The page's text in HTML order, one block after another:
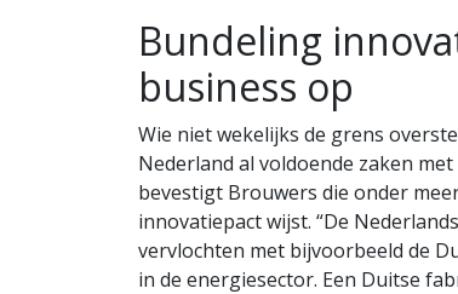
Bundeling
business op
Wie niet wekelijks de grens
Nederland al voldoende zaken
bevestigt Brouwers die onder
innovatiepact wijst. “De
vervlochten met bijvoorbeeld de
in de energiesector. Een Duitse